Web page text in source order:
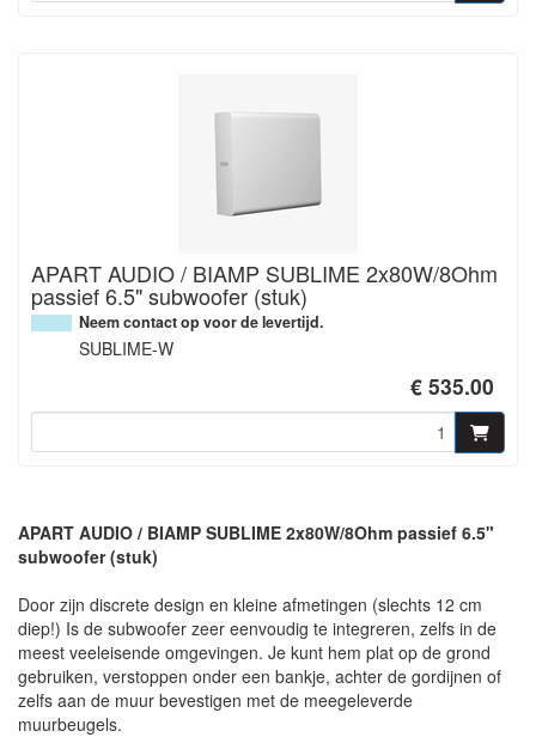
APART AUDIO / BIAMP SUBLIME 2x80W/8Ohm
passief 6.5" subwoofer (stuk)
Neem contact op voor de levertijd.
SUBLIME-W
€ 535.00
APART AUDIO / BIAMP SUBLIME 2x80W/8Ohm passief 6.5"
subwoofer (stuk)
Door zijn discrete design en kleine afmetingen (slechts 12 cm
diep!) Is de subwoofer zeer eenvoudig te integreren, zelfs in de
meest veeleisende omgevingen. Je kunt hem plat op de grond
gebruiken, verstoppen onder een bankje, achter de gordijnen of
zelfs aan de muur bevestigen met de meegeleverde
muurbeugels.